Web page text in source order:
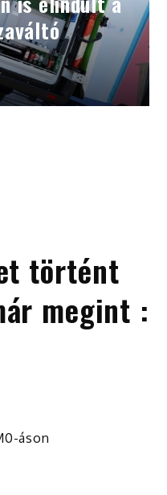
történt
megint :
áson